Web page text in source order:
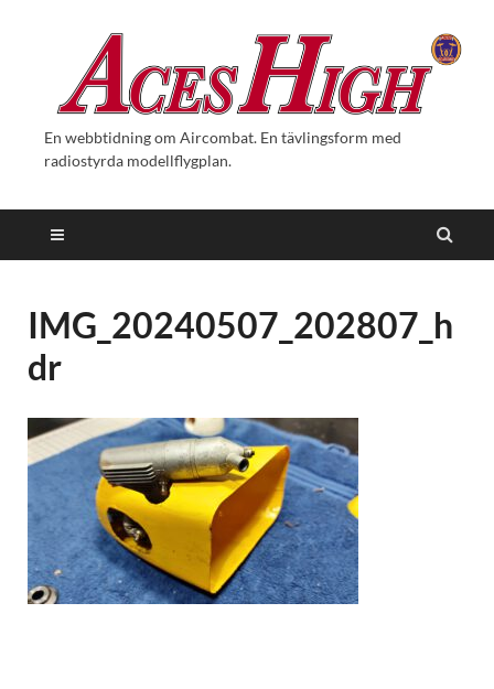
En webbtidning om Aircombat. En tävlingsform med
radiostyrda modellflygplan.
IMG_20240507_202807_h
dr